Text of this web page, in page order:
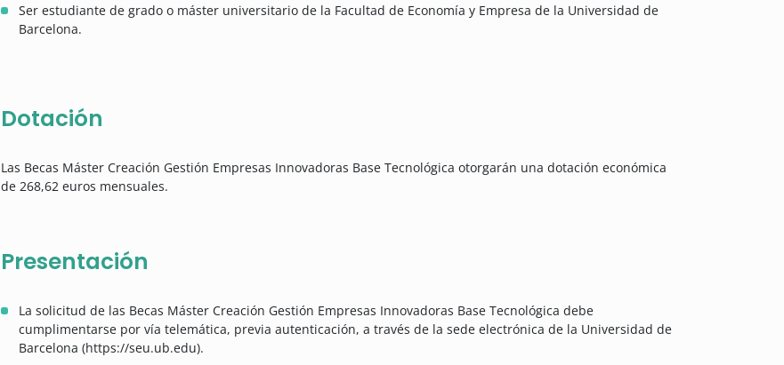
Ser estudiante de grado o máster universitario de la Facultad de Economía y Empresa de la Universidad de
Barcelona.
Dotación
Las Becas Máster Creación Gestión Empresas Innovadoras Base Tecnológica otorgarán una dotación económica
de 268,62 euros mensuales.
Presentación
La solicitud de las Becas Máster Creación Gestión Empresas Innovadoras Base Tecnológica debe
cumplimentarse por vía telemática, previa autenticación, a través de la sede electrónica de la Universidad de
Barcelona (https://seu.ub.edu).